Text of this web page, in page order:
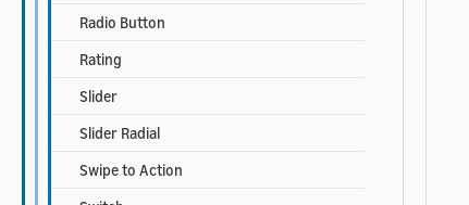
Radio Button
Rating
Slider
Slider Radial
Swipe to Action